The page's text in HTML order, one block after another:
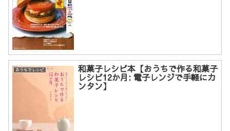
おうちでレシピ 和菓子レシピ本【おうちで作る和菓子
レシピ12か月: 電子レンジで手軽にカ
ンタン】